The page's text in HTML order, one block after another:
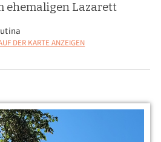
ehemaligen Lazarett
DER KARTE ANZEIGEN